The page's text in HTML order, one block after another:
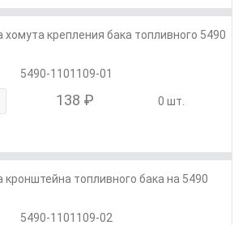
хомута крепления бака топливного 5490
5490-1101109-01
138 ₽ 0 шт.
кронштейна топливного бака на 5490
5490-1101109-02